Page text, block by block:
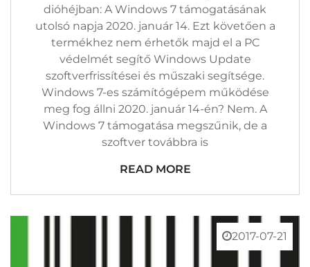
Ez
A
Háziorvosokat?
Bejegyzéshez
dióhéjban: A Windows 7 támogatásának
utolsó napja 2020. január 14. Ezt követően a
termékhez nem érhetők majd el a PC
védelmét segítő Windows Update
szoftverfrissítései és műszaki segítsége.
Windows 7-es számítógépem működése
meg fog állni 2020. január 14-én? Nem. A
Windows 7 támogatása megszűnik, de a
szoftver továbbra is
READ MORE
2017-07-21